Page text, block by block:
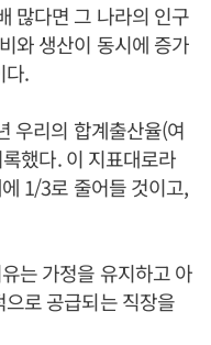
많다면 그 나라의 인구
와 생산이 동시에 증가
다.
우리의 합계출산율(여
했다. 이 지표대로라
1/3로 줄어들 것이고,
는 가정을 유지하고 아
로 공급되는 직장을